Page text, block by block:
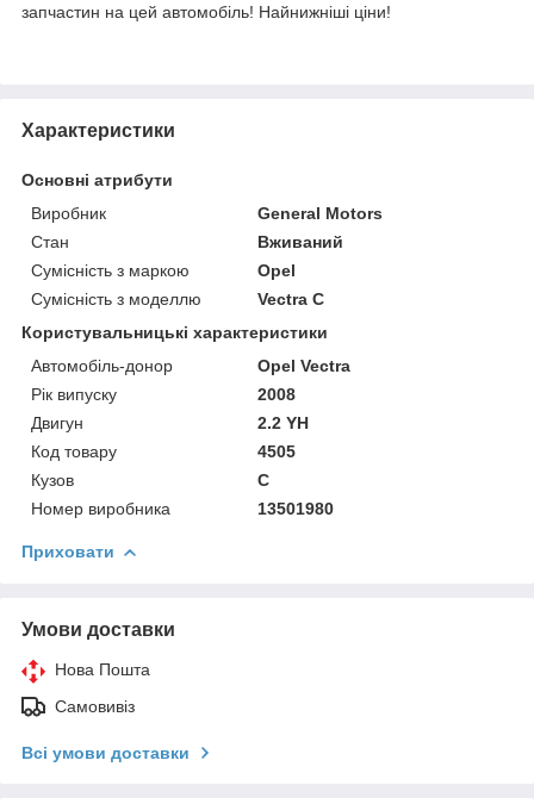
запчастин на цей автомобіль! Найнижніші ціни!
Характеристики
Основні атрибути
Виробник
General Motors
Стан
Вживаний
Сумісність з маркою
Opel
Сумісність з моделлю
Vectra C
Користувальницькі характеристики
Автомобіль-донор
Opel Vectra
Рік випуску
2008
Двигун
2.2 YH
Код товару
4505
Кузов
C
Номер виробника
13501980
Приховати
Умови доставки
Нова Пошта
Самовивіз
Всі умови доставки